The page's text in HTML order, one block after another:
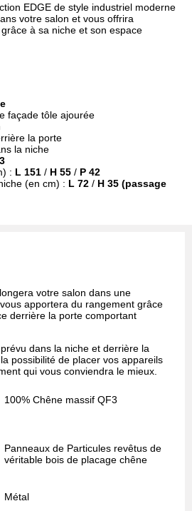
EDGE de style industriel moderne
votre salon et vous offrira
à sa niche et son espace
façade tôle ajourée
la porte
la niche
: L 151 / H 55 / P 42
(en cm) : L 72 / H 35 (passage
votre salon dans une
apportera du rangement grâce
derrière la porte comportant
dans la niche et derrière la
possibilité de placer vos appareils
qui vous conviendra le mieux.
100% Chêne massif QF3
Panneaux de Particules revêtus de
véritable bois de placage chêne
Métal